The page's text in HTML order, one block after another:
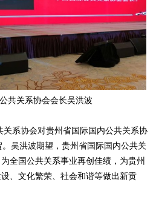
共关系协会会长吴洪波
系协会对贵州省国际国内公共关系协
吴洪波期望，贵州省国际国内公共关
全国公共关系事业再创佳绩，为贵州
、文化繁荣、社会和谐等做出新贡